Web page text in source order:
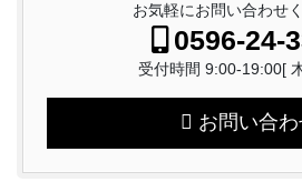
お気軽にお問い合わせく
0596-24-
受付時間 9:00-19:00[
お問い合